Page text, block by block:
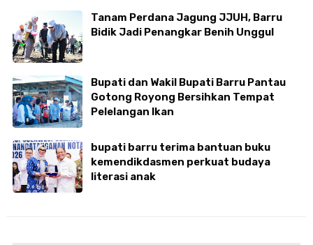
Tanam Perdana Jagung JJUH, Barru
Bidik Jadi Penangkar Benih Unggul
Bupati dan Wakil Bupati Barru Pantau
Gotong Royong Bersihkan Tempat
Pelelangan Ikan
bupati barru terima bantuan buku
kemendikdasmen perkuat budaya
literasi anak